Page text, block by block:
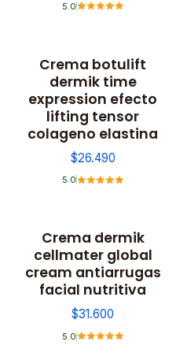
5.0
Crema botulift
dermik time
expression efecto
lifting tensor
colageno elastina
$26.490
5.0
Crema dermik
cellmater global
cream antiarrugas
facial nutritiva
$31.600
5.0